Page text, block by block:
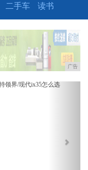
二手车 读书
广告